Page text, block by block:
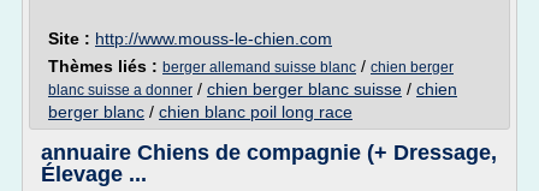
Site : http://www.mouss-le-chien.com
Thèmes liés : berger allemand suisse blanc / chien berger
blanc suisse a donner / chien berger blanc suisse / chien
berger blanc / chien blanc poil long race
annuaire Chiens de compagnie (+ Dressage,
Élevage ...